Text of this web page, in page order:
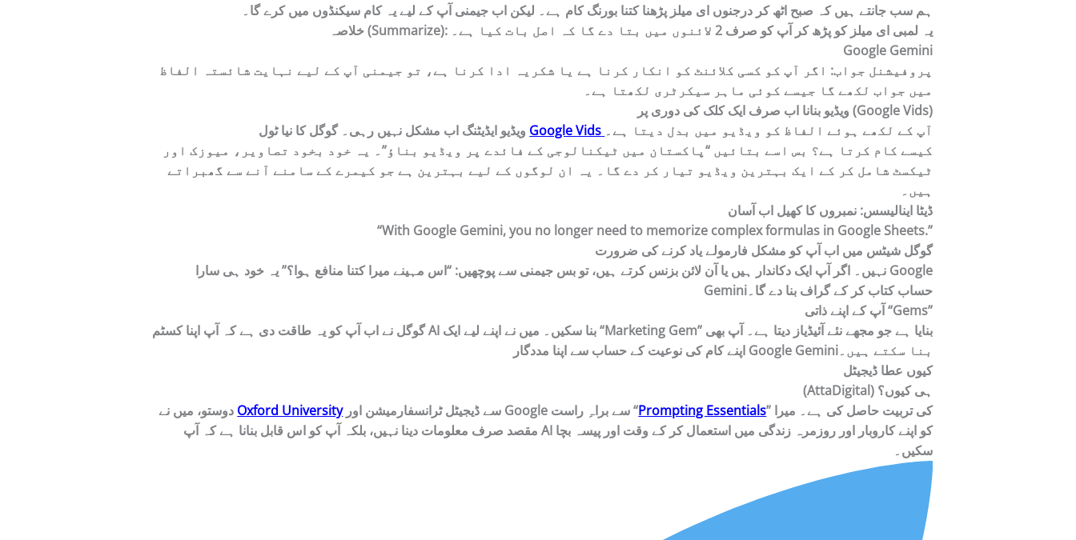
ہم سب جانتے ہیں کہ صبح اٹھ کر درجنوں ای میلز پڑھنا کتنا بورنگ کام ہے۔ لیکن اب جیمنی آپ کے لیے یہ کام سیکنڈوں میں کرے گا۔
خلاصہ (Summarize):
یہ لمبی ای میلز کو پڑھ کر آپ کو صرف 2 لائنوں میں بتا دے گا کہ اصل بات کیا ہے۔
Google Gemini
پروفیشنل جواب: اگر آپ کو کسی کلائنٹ کو انکار کرنا ہے یا شکریہ ادا کرنا ہے، تو جیمنی آپ کے لیے نہایت شائستہ الفاظ
میں جواب لکھے گا جیسے کوئی ماہر سیکرٹری لکھتا ہے۔
ویڈیو بنانا اب صرف ایک کلک کی دوری پر (Google Vids)
Google Vids آپ کے لکھے ہوئے الفاظ کو ویڈیو میں بدل دیتا ہے۔
کیسے کام کرتا ہے؟ بس اسے بتائیں “پاکستان میں ٹیکنالوجی کے فائدے پر ویڈیو بناؤ”۔ یہ خود بخود تصاویر، میوزک اور
ٹیکسٹ شامل کر کے ایک بہترین ویڈیو تیار کر دے گا۔ یہ ان لوگوں کے لیے بہترین ہے جو کیمرے کے سامنے آنے سے گھبراتے
ہیں۔
ڈیٹا اینالیسس: نمبروں کا کھیل اب آسان
“With Google Gemini, you no longer need to memorize complex formulas in Google Sheets.”
گوگل شیٹس میں اب آپ کو مشکل فارمولے یاد کرنے کی ضرورت
نہیں۔ اگر آپ ایک دکاندار ہیں یا آن لائن بزنس کرتے ہیں، تو بس جیمنی سے پوچھیں: “اس مہینے میرا کتنا منافع ہوا؟” یہ خود ہی سارا Google
Geminiحساب کتاب کر کے گراف بنا دے گا۔
آپ کے اپنے ذاتی “Gems”
گوگل نے اب آپ کو یہ طاقت دی ہے کہ آپ اپنا کسٹم AI بنا سکیں۔ میں نے اپنے لیے ایک “Marketing Gem” بنایا ہے جو مجھے نئے آئیڈیاز دیتا ہے۔ آپ بھی
اپنے کام کی نوعیت کے حساب سے اپنا مددگار Google Geminiبنا سکتے ہیں۔
کیوں عطا ڈیجیٹل
(AttaDigital) ہی کیوں؟
Oxford University Google سے براہِ راست “Prompting Essentials” کی تربیت حاصل کی ہے۔ میرا
مقصد صرف معلومات دینا نہیں، بلکہ آپ کو اس قابل بنانا ہے کہ آپ AI کو اپنے کاروبار اور روزمرہ زندگی میں استعمال کر کے وقت اور پیسہ بچا
سکیں۔